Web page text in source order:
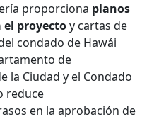
proporciona planos
el proyectoy cartas de
condado de Hawái
de
la Ciudad y el Condado
reduce
en la aprobación de